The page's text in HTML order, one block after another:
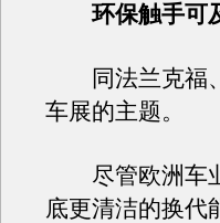
环保触手可
同法兰克福、
车展的主题。
尽管欧洲车业
底更清洁的换代